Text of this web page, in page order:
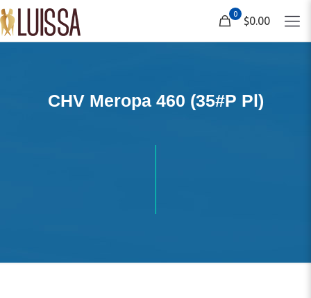
0
$0.00
CHV Meropa 460 (35#P Pl)